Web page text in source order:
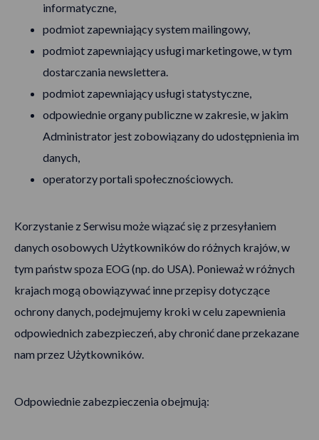
informatyczne,
podmiot zapewniający system mailingowy,
podmiot zapewniający usługi marketingowe, w tym
dostarczania newslettera.
podmiot zapewniający usługi statystyczne,
odpowiednie organy publiczne w zakresie, w jakim
Administrator jest zobowiązany do udostępnienia im
danych,
operatorzy portali społecznościowych.
Korzystanie z Serwisu może wiązać się z przesyłaniem
danych osobowych Użytkowników do różnych krajów, w
tym państw spoza EOG (np. do USA). Ponieważ w różnych
krajach mogą obowiązywać inne przepisy dotyczące
ochrony danych, podejmujemy kroki w celu zapewnienia
odpowiednich zabezpieczeń, aby chronić dane przekazane
nam przez Użytkowników.
Odpowiednie zabezpieczenia obejmują: